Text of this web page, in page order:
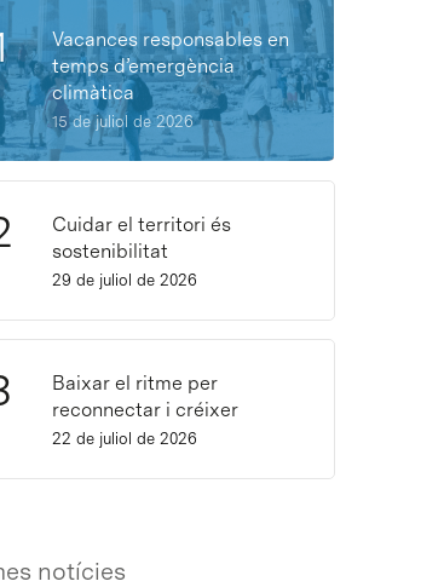
Vacances responsables en
temps d’emergència
climàtica
15 de juliol de 2026
Cuidar el territori és
sostenibilitat
29 de juliol de 2026
Baixar el ritme per
reconnectar i créixer
22 de juliol de 2026
notícies